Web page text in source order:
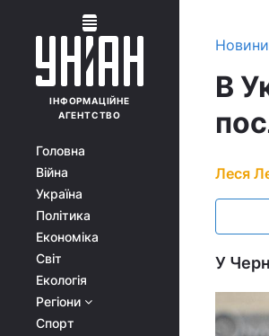
ІНФОРМАЦІЙНЕ
АГЕНТСТВО
Головна
Війна
Україна
Політика
Економіка
Світ
Екологія
Регіони
Спорт
Новини
В
Леся
У